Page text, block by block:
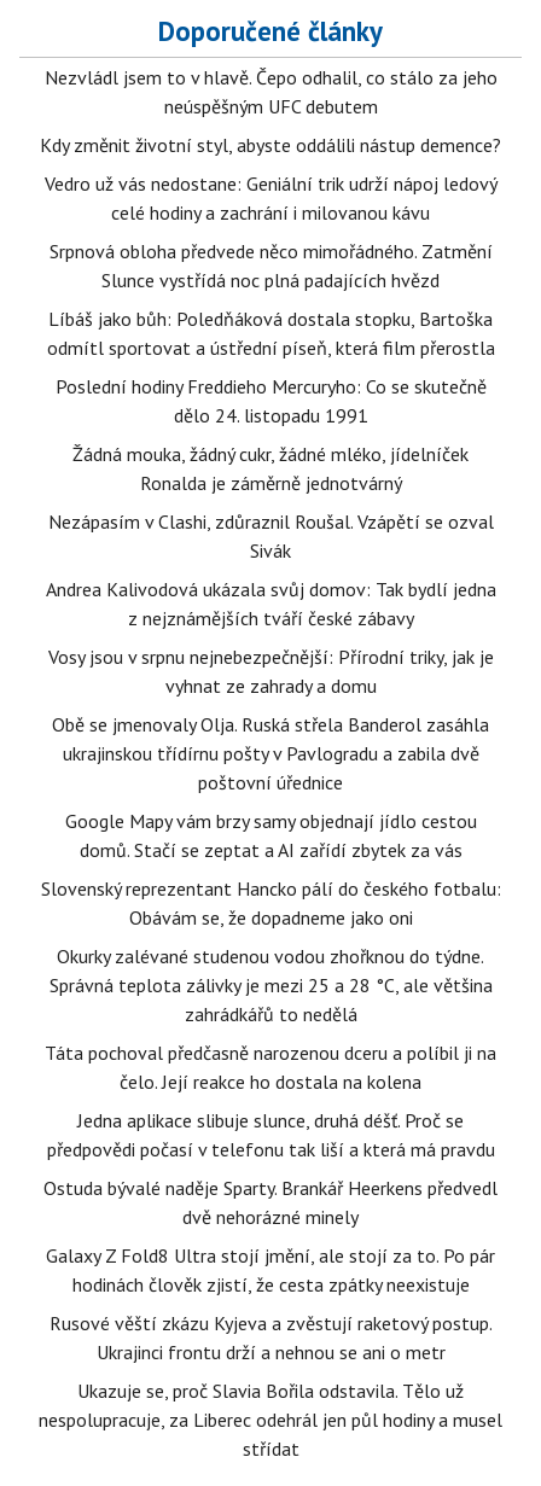
Doporučené články
Nezvládl jsem to v hlavě. Čepo odhalil, co stálo za jeho
neúspěšným UFC debutem
Kdy změnit životní styl, abyste oddálili nástup demence?
Vedro už vás nedostane: Geniální trik udrží nápoj ledový
celé hodiny a zachrání i milovanou kávu
Srpnová obloha předvede něco mimořádného. Zatmění
Slunce vystřídá noc plná padajících hvězd
Líbáš jako bůh: Poledňáková dostala stopku, Bartoška
odmítl sportovat a ústřední píseň, která film přerostla
Poslední hodiny Freddieho Mercuryho: Co se skutečně
dělo 24. listopadu 1991
Žádná mouka, žádný cukr, žádné mléko, jídelníček
Ronalda je záměrně jednotvárný
Nezápasím v Clashi, zdůraznil Roušal. Vzápětí se ozval
Sivák
Andrea Kalivodová ukázala svůj domov: Tak bydlí jedna
z nejznámějších tváří české zábavy
Vosy jsou v srpnu nejnebezpečnější: Přírodní triky, jak je
vyhnat ze zahrady a domu
Obě se jmenovaly Olja. Ruská střela Banderol zasáhla
ukrajinskou třídírnu pošty v Pavlogradu a zabila dvě
poštovní úřednice
Google Mapy vám brzy samy objednají jídlo cestou
domů. Stačí se zeptat a AI zařídí zbytek za vás
Slovenský reprezentant Hancko pálí do českého fotbalu:
Obávám se, že dopadneme jako oni
Okurky zalévané studenou vodou zhořknou do týdne.
Správná teplota zálivky je mezi 25 a 28 °C, ale většina
zahrádkářů to nedělá
Táta pochoval předčasně narozenou dceru a políbil ji na
čelo. Její reakce ho dostala na kolena
Jedna aplikace slibuje slunce, druhá déšť. Proč se
předpovědi počasí v telefonu tak liší a která má pravdu
Ostuda bývalé naděje Sparty. Brankář Heerkens předvedl
dvě nehorázné minely
Galaxy Z Fold8 Ultra stojí jmění, ale stojí za to. Po pár
hodinách člověk zjistí, že cesta zpátky neexistuje
Rusové věští zkázu Kyjeva a zvěstují raketový postup.
Ukrajinci frontu drží a nehnou se ani o metr
Ukazuje se, proč Slavia Bořila odstavila. Tělo už
nespolupracuje, za Liberec odehrál jen půl hodiny a musel
střídat